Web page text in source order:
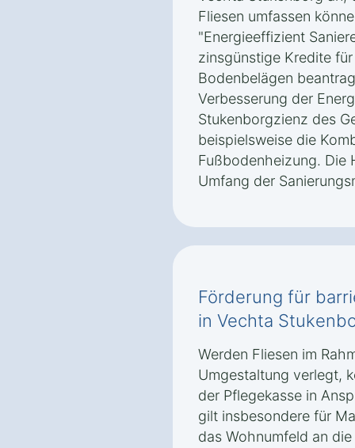
Fliesen umfassen
"Energieeffizient
zinsgünstige Kredite
Bodenbelägen
Verbesserung der
Stukenborgzienz des
beispielsweise die
Fußbodenheizung. Die
Umfang der
Förderung für
in Vechta
Werden Fliesen im
Umgestaltung verlegt,
der Pflegekasse in
gilt insbesondere für
das Wohnumfeld an